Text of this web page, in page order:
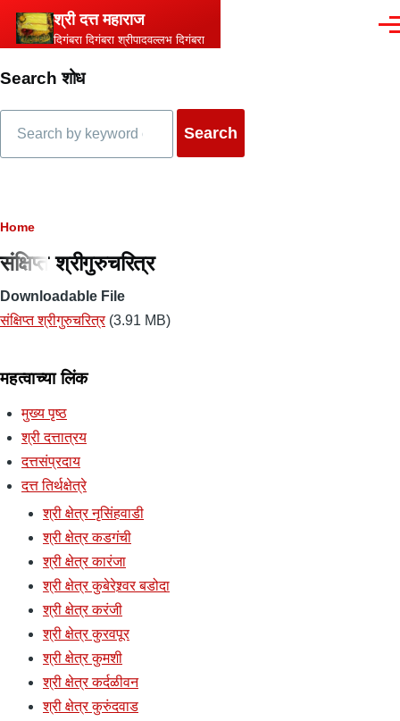
Skip to main content
श्री दत्त महाराज
दिगंबरा दिगंबरा श्रीपादवल्लभ दिगंबरा
Search शोध
Breadcrumb
Home
संक्षिप्त श्रीगुरुचरित्र
Downloadable File
संक्षिप्त श्रीगुरुचरित्र (3.91 MB)
महत्वाच्या लिंक
मुख्य पृष्ठ
श्री दत्तात्रय
दत्तसंप्रदाय
दत्त तिर्थक्षेत्रे
श्री क्षेत्र नृसिंहवाडी
श्री क्षेत्र कडगंची
श्री क्षेत्र कारंजा
श्री क्षेत्र कुबेरेश्र्वर बडोदा
श्री क्षेत्र करंजी
श्री क्षेत्र कुरवपूर
श्री क्षेत्र कुमशी
श्री क्षेत्र कर्दळीवन
श्री क्षेत्र कुरुंदवाड